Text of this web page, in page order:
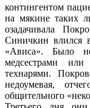
контингентом
на мякине таких
озадачивала
Синичкин влился
«Ависа». Было
медсестрами
технарями.
недоумевая,
общительного